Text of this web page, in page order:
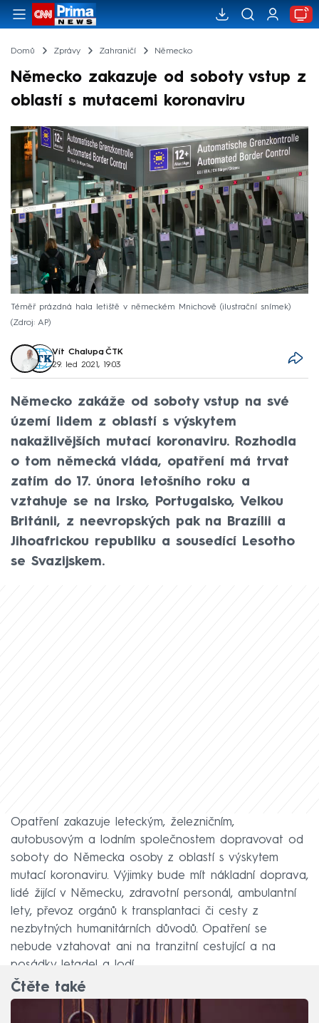
Domů Zprávy Zahraničí Německo
Německo zakazuje od soboty vstup z
oblastí s mutacemi koronaviru
Téměř prázdná hala letiště v německém Mnichově (ilustrační snímek)
Zdroj: AP
Vít Chalupa, ČTK
29. led 2021, 19:03
Německo zakáže od soboty vstup na své
území lidem z oblastí s výskytem
nakažlivějších mutací koronaviru. Rozhodla
o tom německá vláda, opatření má trvat
zatím do 17. února letošního roku a
vztahuje se na Irsko, Portugalsko, Velkou
Británii, z neevropských pak na Brazílii a
Jihoafrickou republiku a sousedící Lesotho
se Svazijskem.
Opatření zakazuje leteckým, železničním,
autobusovým a lodním společnostem dopravovat od
soboty do Německa osoby z oblastí s výskytem
mutací koronaviru. Výjimky bude mít nákladní doprava,
lidé žijící v Německu, zdravotní personál, ambulantní
lety, převoz orgánů k transplantaci či cesty z
nezbytných humanitárních důvodů. Opatření se
nebude vztahovat ani na tranzitní cestující a na
posádky letadel a lodí.
Čtěte také